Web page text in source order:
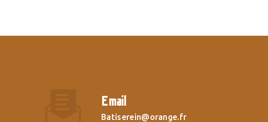
Email
batiserein@orange.fr